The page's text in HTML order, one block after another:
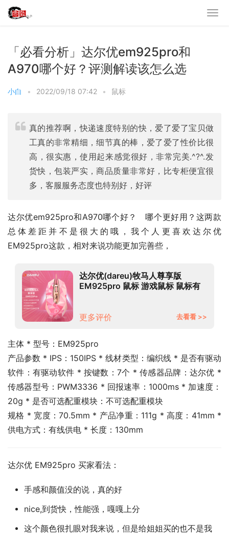
「必看分析」达尔优em925pro和
A970哪个好？评测解读该怎么选
小白 • 2022/09/18 07:42 • 鼠标
真的推荐啊，快递速度特别的快，爱了爱了宝贝做
工真的非常精细，细节真的棒，爱了爱了性价比很
高，很实惠，使用起来感觉很好，非常完美.^?^.发
货快，包装严实，商品质量非常好，比专柜便宜很
多，客服服务态度也特别好，好评
达尔优em925pro和A970哪个好？   哪个更好用？这两款
总体差距并不是很大的哦，我个人更喜欢达尔优
EM925pro这款，相对来说功能更加完善些，
达尔优(dareu)牧马人尊享版
EM925pro 鼠标 游戏鼠标 鼠标有
更多评价
去看看 >>
主体 * 型号：EM925pro
产品参数 * IPS：150IPS * 线材类型：编织线 * 是否有驱动
软件：有驱动软件 * 按键数：7个 * 传感器品牌：达尔优 *
传感器型号：PWM3336 * 回报速率：1000ms * 加速度：
20g * 是否可选配重模块：不可选配重模块
规格 * 宽度：70.5mm * 产品净重：111g * 高度：41mm *
供电方式：有线供电 * 长度：130mm
达尔优 EM925pro 买家看法：
手感和颜值没的说，真的好
nice,到货快，性能强，嘎嘎上分
这个颜色很扎眼对我来说，但是给姐姐买的也不是我